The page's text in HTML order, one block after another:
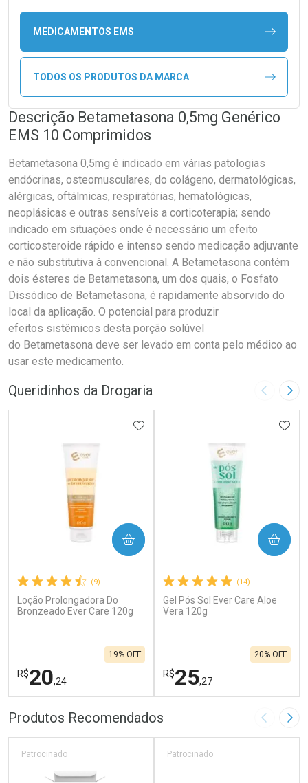
MEDICAMENTOS EMS
TODOS OS PRODUTOS DA MARCA
Descrição Betametasona 0,5mg Genérico
EMS 10 Comprimidos
Betametasona 0,5mg é indicado em várias patologias
endócrinas, osteomusculares, do colágeno, dermatológicas,
alérgicas, oftálmicas, respiratórias, hematológicas,
neoplásicas e outras sensíveis a corticoterapia; sendo
indicado em situações onde é necessário um efeito
corticosteroide rápido e intenso sendo medicação adjuvante
e não substitutiva à convencional. A Betametasona contém
dois ésteres de Betametasona, um dos quais, o Fosfato
Dissódico de Betametasona, é rapidamente absorvido do
local da aplicação. O potencial para produzir
efeitos sistêmicos desta porção solúvel
do Betametasona deve ser levado em conta pelo médico ao
usar este medicamento.
Queridinhos da Drogaria Imagem
(9)
Loção Prolongadora Do
Bronzeado Ever Care 120g
R$20,24
19% OFF
ADICIONAR AOS FAVORITOS
COMPRAR
FECHAR
Laboratório
FECHAR
Por Menos
(14)
Gel Pós Sol Ever Care Aloe
Vera 120g
R$25,27
20% OFF
COMPRAR
Laboratório
Por Menos
Produtos Recomendados Imagem
Patrocinado Patrocinado